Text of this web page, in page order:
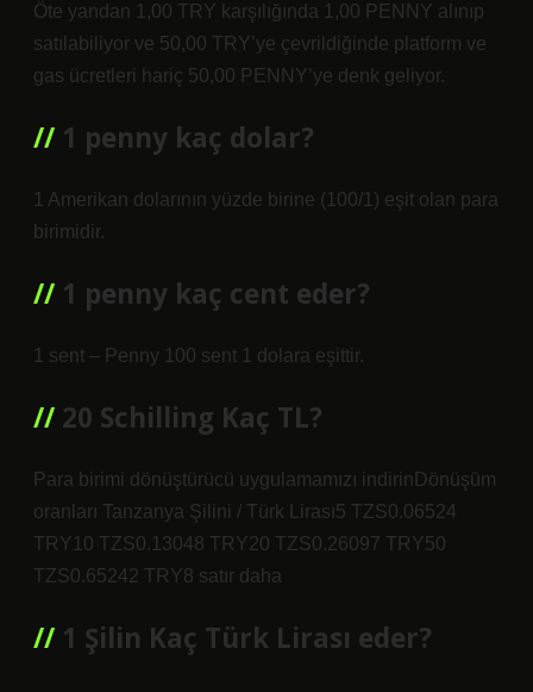
Öte yandan 1,00 TRY karşılığında 1,00 PENNY alınıp
satılabiliyor ve 50,00 TRY’ye çevrildiğinde platform ve
gas ücretleri hariç 50,00 PENNY’ye denk geliyor.
1 penny kaç dolar?
1 Amerikan dolarının yüzde birine (100/1) eşit olan para
birimidir.
1 penny kaç cent eder?
1 sent – ​​​​​​Penny 100 sent 1 dolara eşittir.
20 Schilling Kaç TL?
Para birimi dönüştürücü uygulamamızı indirinDönüşüm
oranları Tanzanya Şilini / Türk Lirası5 TZS0.06524
TRY10 TZS0.13048 TRY20 TZS0.26097 TRY50
TZS0.65242 TRY8 satır daha
1 Şilin Kaç Türk Lirası eder?